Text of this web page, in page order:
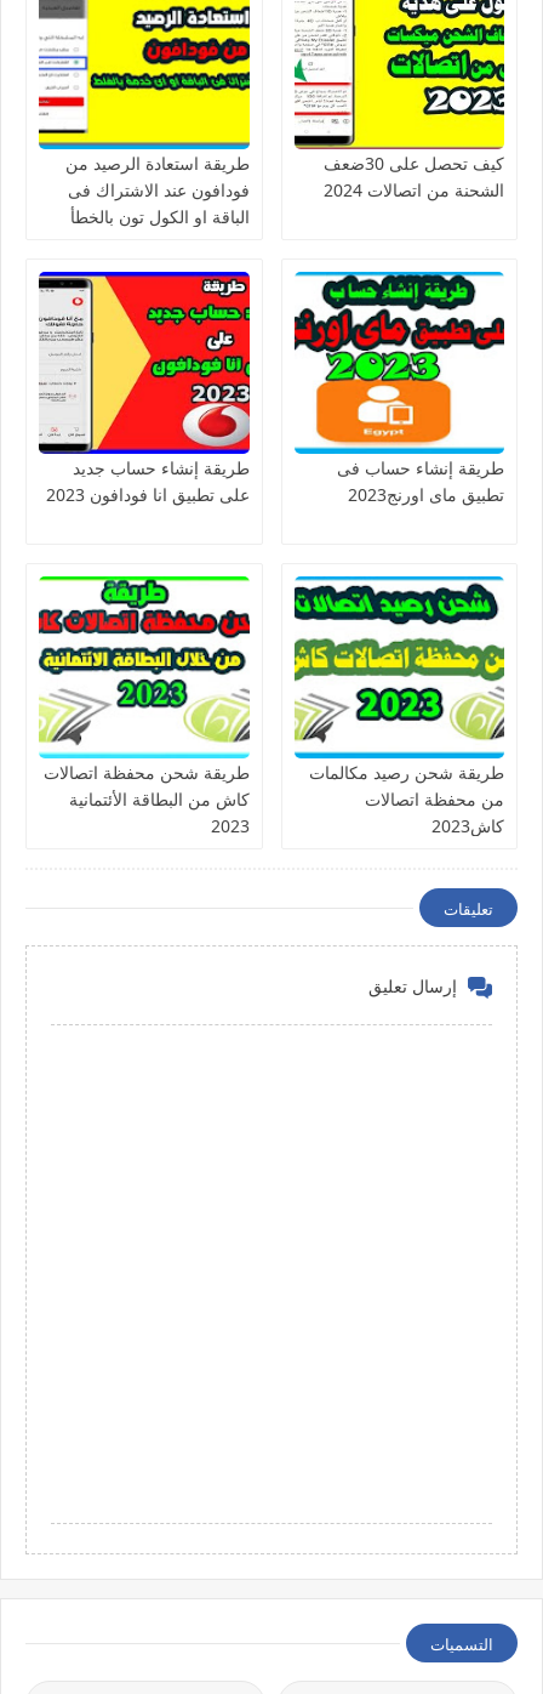
كيف تحصل على 30ضعف
الشحنة من اتصالات 2024
طريقة استعادة الرصيد من
فودافون عند الاشتراك فى
الباقة او الكول تون بالخطأ
طريقة إنشاء حساب فى
تطبيق ماى اورنج2023
طريقة إنشاء حساب جديد
على تطبيق انا فودافون 2023
طريقة شحن رصيد مكالمات
من محفظة اتصالات
كاش2023
طريقة شحن محفظة اتصالات
كاش من البطاقة الأئتمانية
2023
تعليقات
إرسال تعليق
التسميات